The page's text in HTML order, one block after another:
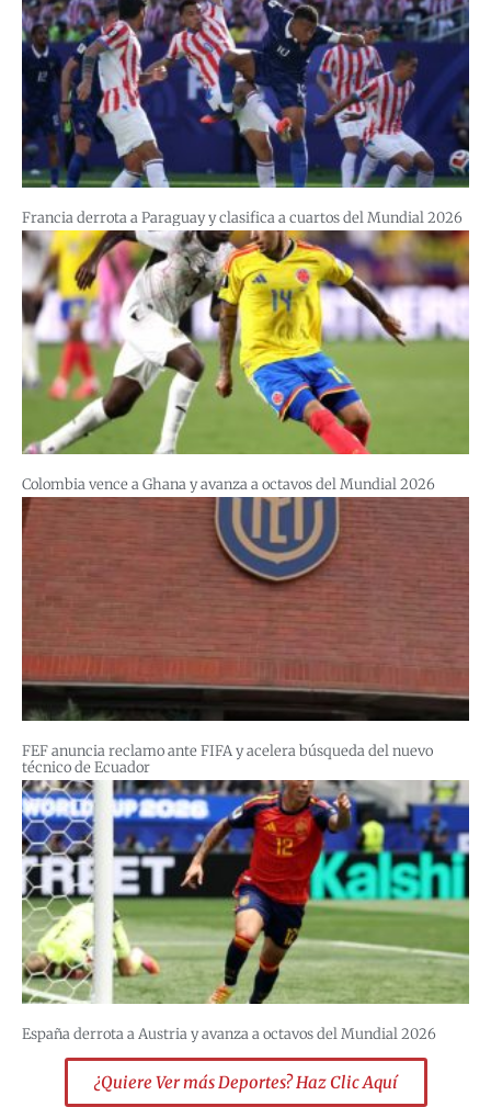
Francia derrota a Paraguay y clasifica a cuartos del Mundial 2026
Colombia vence a Ghana y avanza a octavos del Mundial 2026
FEF anuncia reclamo ante FIFA y acelera búsqueda del nuevo
técnico de Ecuador
España derrota a Austria y avanza a octavos del Mundial 2026
¿Quiere Ver más Deportes? Haz Clic Aquí